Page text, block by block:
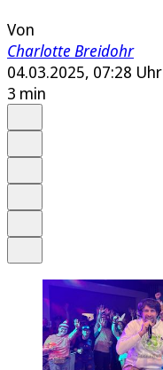
Von
Charlotte Breidohr
04.03.2025, 07:28 Uhr
3 min